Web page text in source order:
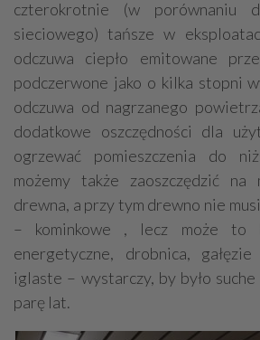
czterokrotnie (w porównaniu
sieciowego) tańsze w
odczuwa ciepło emitowane
podczerwone jako o kilka stopni
odczuwa od nagrzanego
dodatkowe oszczędności dla
ogrzewać pomieszczenia do
możemy także zaoszczędzić na
drewna, a przy tym drewno nie
– kominkowe , lecz może to
energetyczne, drobnica,
iglaste – wystarczy, by było
parę lat.